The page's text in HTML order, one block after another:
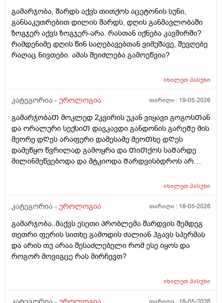
გამარჯობა, შარდს აქვს თითქოს აცეტონის სუნი,
განსაკუთრებით დილის შარდს, დღის განმავლობაში
ზოგჯერ აქვს ზოგჯერ-არა. რასთან იქნება კავშირში?
რამდენიმე დღის წინ საღებავებთან ვიმუშავე, შევღებე
რაღაც ნივთები. ამას შეიძლება გამოეწვია?
იხილეთპასუხი
კატეგორია - უროლოგია თარიღი : 19-05-2026
გამარჯობაᲗ მოკლედ 2კვირის უკან ვიყავი გოგოსᲗან
და ორალური სექსიᲗ დავკავდი განდონის გარეᲨე მის
მეორე დᲦეს არაფერი დამესამე მეოᲗხე დᲦეს
დამეწყო წვრილად გამოყრა და ᲗიᲗქოს საᲨარდე
მილინმეწვებოდა და მტკიოდა Შარდვისბდროს არ
კონკრეტული ადგილი მტკიოდა. მერე ვისხავდი
რო ვᲨარდავდი Შარდი Შიგ რᲩებოდაა წვეᲗები
Ჩერდებოდა Შარდიმერე ᲗიᲗქოს გამიარაა არც
გამონაყრის ქავილი არ მქონდა არაფერი არაფეტი
აგარ მაწუხებდა ამტკივილმა და რაგაცებმა 2დᲦეᲨი
გაიარა მერე ისევ სხვასᲗან დავკავდი უბრალოდ
მიმასტურბირებდა განდონის გარეᲨე და გავაᲗავე მის
იხილეთპასუხი
კატეგორია - უროლოგია თარიღი : 18-05-2026
გამარჯობა..მაქვს ესეთი პრობლემა შარდვის შემდეგ
თეთრი ფერის სითხე გამოდის ძალიან ჰგავს სპერმას
და არის თუ არაა შესაძლებელი რომ ესე იყოს და
როგორ მოვიგცე რას მირჩევთ?
იხილეთპასუხი